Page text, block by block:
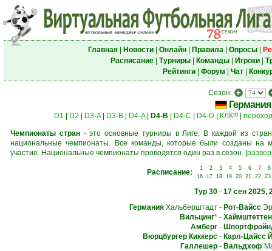
Главная| Новости| Онлайн| Правила| Опросы|
Расписание| Турниры| Команды| Игроки|
Рейтинги| Форум Чат|
Сезон:
Германия
D1 D2 D3-A| D3-B D4-A| D4-B D4-C D4-D КЛК20|
Чемпионаты стран- это основные турниры в Лиге. В каждой из
национальные чемпионаты. Все команды, которые были созданы на
участие. Национальные чемпионаты проводятся один раз в сезон. [
Расписание: 1 2 3 4 5 6 7
8
16
17 18 19 20 21 22 23
Тур 30- 17 сен 2025,
ГерманияХальберштадт- Рот-Вайсс
Вильцинг*- Хаймштеттен
Амберг-
Вюрцбургер Киккерс- Карл-Цайсс
Галлешер- Вальдхоф